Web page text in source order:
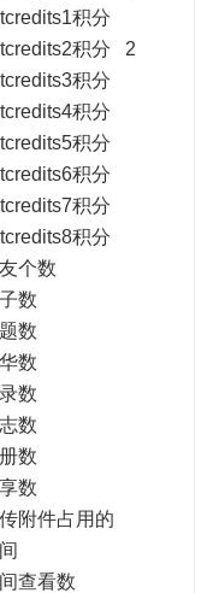
积分
积分
2
积分
积分
积分
积分
积分
积分
个数
数
数
数
数
数
数
数
传附件占用的
查看数